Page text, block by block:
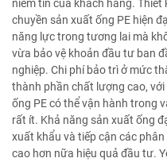
niềm tin của khách hàng.
chuyền sản xuất ống PE hiện
năng lực trong tương lai mà
vừa bảo vệ khoản đầu tư ban
nghiệp. Chi phí bảo trì ở mức
thành phần chất lượng cao,
ống PE có thể vận hành trong
rất ít. Khả năng sản xuất ống
xuất khẩu và tiếp cận các
cao hơn nữa hiệu quả đầu tư.